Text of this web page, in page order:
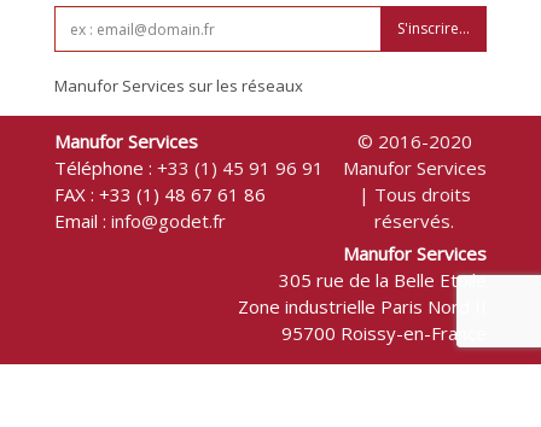
S'inscrire...
Manufor Services sur les réseaux
Manufor Services
Téléphone : +33 (1) 45 91 96 91
FAX : +33 (1) 48 67 61 86
Email : info@godet.fr
Manufor Services
305 rue de la Belle Etoile
Zone industrielle Paris Nord II
95700 Roissy-en-France
© 2016-2020
Manufor Services
| Tous droits
réservés.